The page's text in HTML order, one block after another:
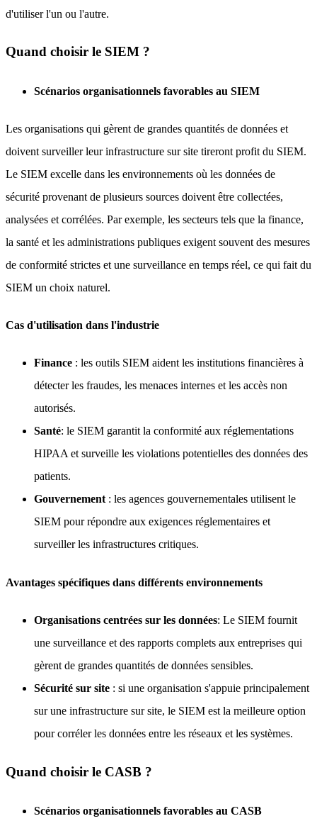
d'utiliser l'un ou l'autre.
Quand choisir le SIEM ?
Scénarios organisationnels favorables au SIEM
Les organisations qui gèrent de grandes quantités de données et
doivent surveiller leur infrastructure sur site tireront profit du SIEM.
Le SIEM excelle dans les environnements où les données de
sécurité provenant de plusieurs sources doivent être collectées,
analysées et corrélées. Par exemple, les secteurs tels que la finance,
la santé et les administrations publiques exigent souvent des mesures
de conformité strictes et une surveillance en temps réel, ce qui fait du
SIEM un choix naturel.
Cas d'utilisation dans l'industrie
Finance : les outils SIEM aident les institutions financières à
détecter les fraudes, les menaces internes et les accès non
autorisés.
Santé: le SIEM garantit la conformité aux réglementations
HIPAA et surveille les violations potentielles des données des
patients.
Gouvernement: les agences gouvernementales utilisent le
SIEM pour répondre aux exigences réglementaires et
surveiller les infrastructures critiques.
Avantages spécifiques dans différents environnements
Organisations centrées sur les données: Le SIEM fournit
une surveillance et des rapports complets aux entreprises qui
gèrent de grandes quantités de données sensibles.
Sécurité sur site : si une organisation s'appuie principalement
sur une infrastructure sur site, le SIEM est la meilleure option
pour corréler les données entre les réseaux et les systèmes.
Quand choisir le CASB ?
Scénarios organisationnels favorables au CASB